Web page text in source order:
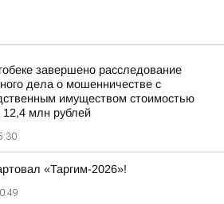
завершено расследование
дела о мошенничестве с
имуществом стоимостью
млн рублей
«Таргим-2026»!